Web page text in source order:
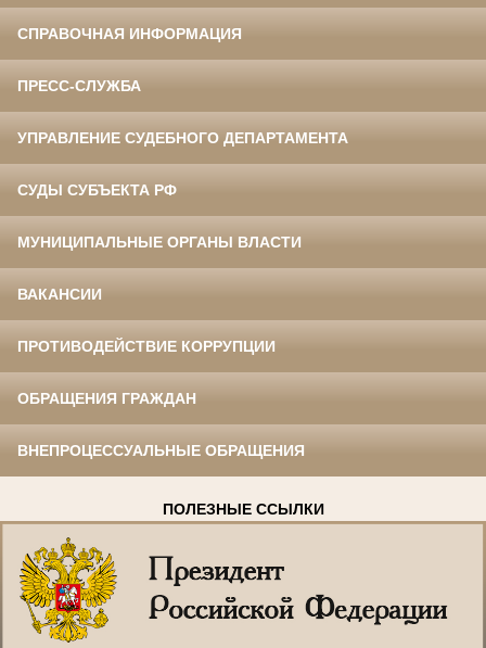
СПРАВОЧНАЯ ИНФОРМАЦИЯ
ПРЕСС-СЛУЖБА
УПРАВЛЕНИЕ СУДЕБНОГО ДЕПАРТАМЕНТА
СУДЫ СУБЪЕКТА РФ
МУНИЦИПАЛЬНЫЕ ОРГАНЫ ВЛАСТИ
ВАКАНСИИ
ПРОТИВОДЕЙСТВИЕ КОРРУПЦИИ
ОБРАЩЕНИЯ ГРАЖДАН
ВНЕПРОЦЕССУАЛЬНЫЕ ОБРАЩЕНИЯ
ПОЛЕЗНЫЕ ССЫЛКИ